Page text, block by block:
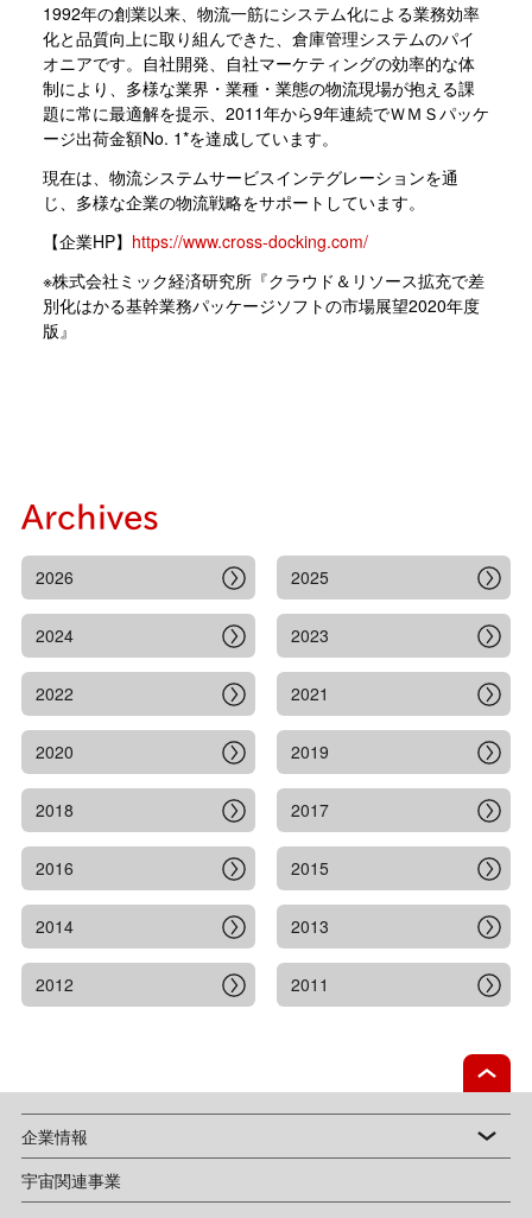
1992年の創業以来、物流一筋にシステム化による業務効率
化と品質向上に取り組んできた、倉庫管理システムのパイ
オニアです。自社開発、自社マーケティングの効率的な体
制により、多様な業界・業種・業態の物流現場が抱える課
題に常に最適解を提示、2011年から9年連続でＷＭＳパッケ
ージ出荷金額No. 1*を達成しています。
現在は、物流システムサービスインテグレーションを通
じ、多様な企業の物流戦略をサポートしています。
【企業HP】 https://www.cross-docking.com/
※株式会社ミック経済研究所『クラウド＆リソース拡充で差
別化はかる基幹業務パッケージソフトの市場展望2020年度
版』
Archives
2026 2025
2024 2023
2022 2021
2020 2019
2018 2017
2016 2015
2014 2013
2012 2011
企業情報
宇宙関連事業